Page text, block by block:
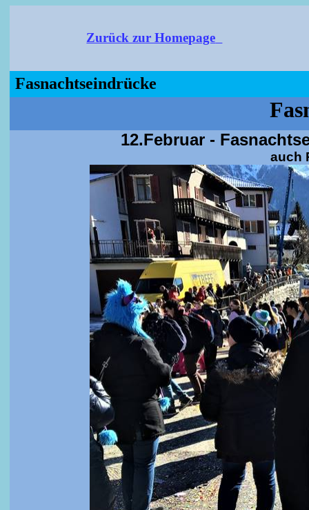
Zurück zur Homepage
Fasnachtseindrücke
12.Februar -
auch